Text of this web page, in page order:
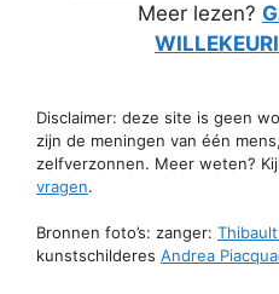
Meer lezen?
Disclaimer: deze site is geen
zijn de meningen van één
zelfverzonnen. Meer weten?
vragen.
Bronnen foto’s: zanger:
kunstschilderes Andrea